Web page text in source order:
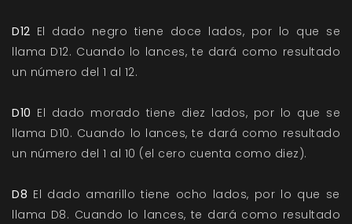
D12 El dado negro tiene doce lados, por lo que se
llama D12. Cuando lo lances, te dará como resultado
un número del 1 al 12.
D10 El dado morado tiene diez lados, por lo que se
llama D10. Cuando lo lances, te dará como resultado
un número del 1 al 10 (el cero cuenta como diez).
D8 El dado amarillo tiene ocho lados, por lo que se
llama D8. Cuando lo lances, te dará como resultado